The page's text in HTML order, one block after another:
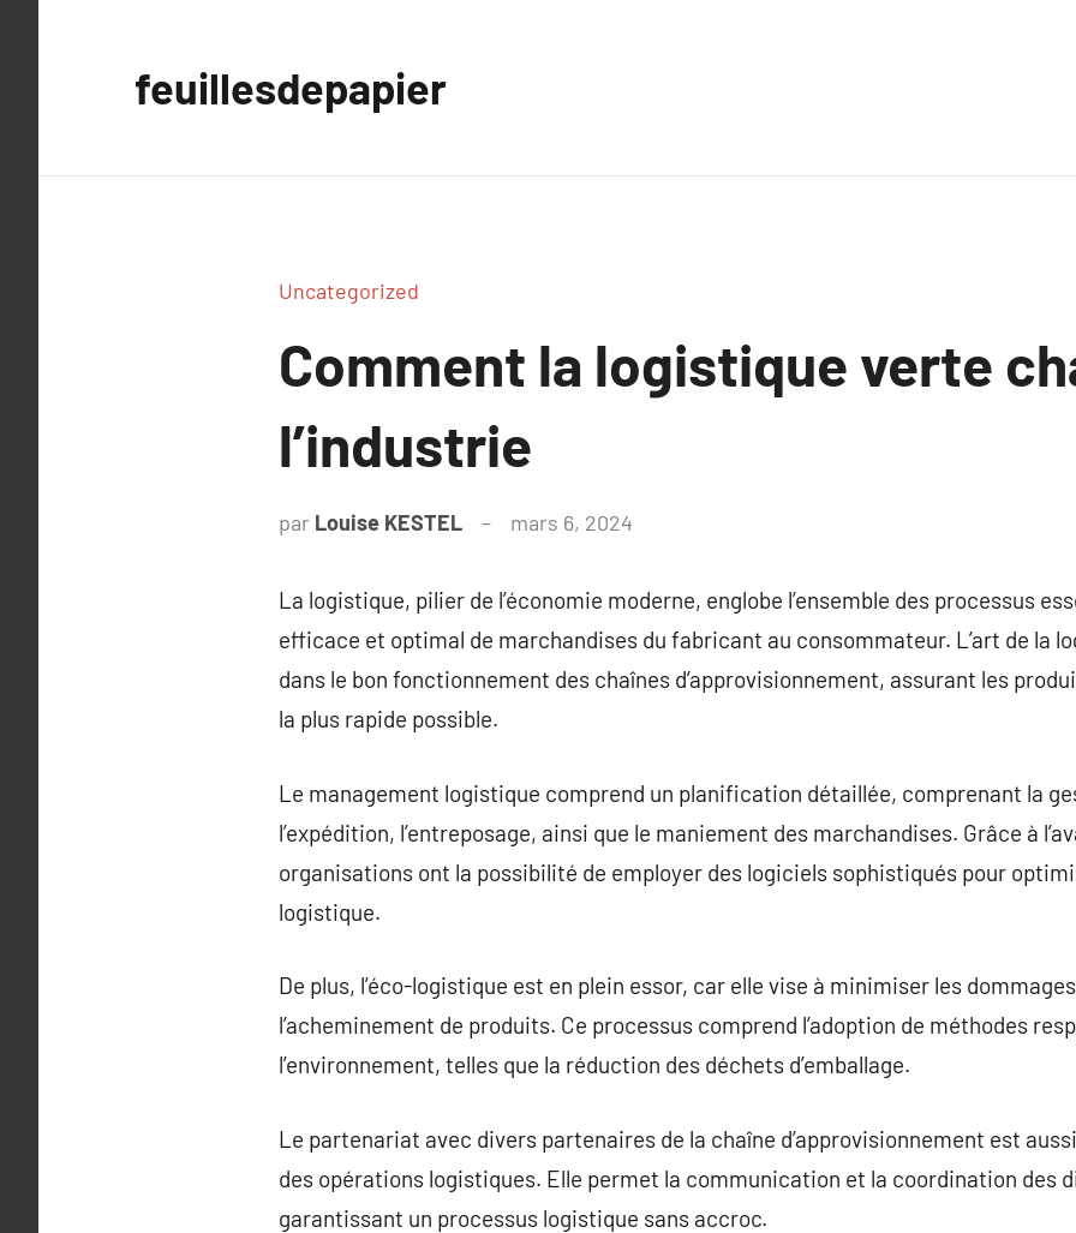
feuillesdepapier
Uncategorized
Comment la logistique verte
l’industrie
par Louise KESTEL mars 6, 2024
La logistique, pilier de l’économie moderne, englobe l’ensemble des processus
efficace et optimal de marchandises du fabricant au consommateur. L’art de la
dans le bon fonctionnement des chaînes d’approvisionnement, assurant les
la plus rapide possible.
Le management logistique comprend un planification détaillée, comprenant la
l’expédition, l’entreposage, ainsi que le maniement des marchandises. Grâce à
organisations ont la possibilité de employer des logiciels sophistiqués pour
logistique.
De plus, l’éco-logistique est en plein essor, car elle vise à minimiser les
l’acheminement de produits. Ce processus comprend l’adoption de méthodes
l’environnement, telles que la réduction des déchets d’emballage.
Le partenariat avec divers partenaires de la chaîne d’approvisionnement est
des opérations logistiques. Elle permet la communication et la coordination des
garantissant un processus logistique sans accroc.